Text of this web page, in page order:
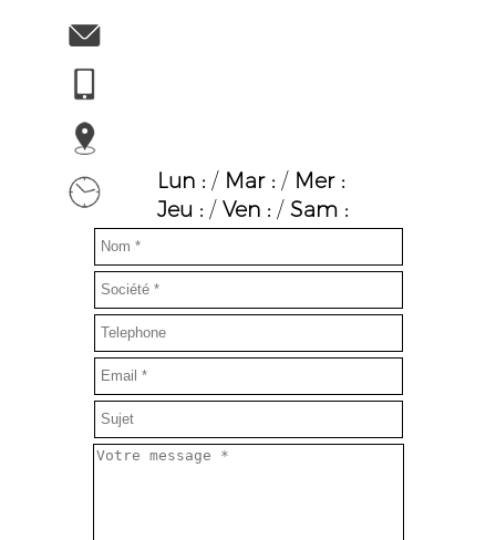
Lun : / Mar : / Mer :
Jeu : /Ven : /Sam :